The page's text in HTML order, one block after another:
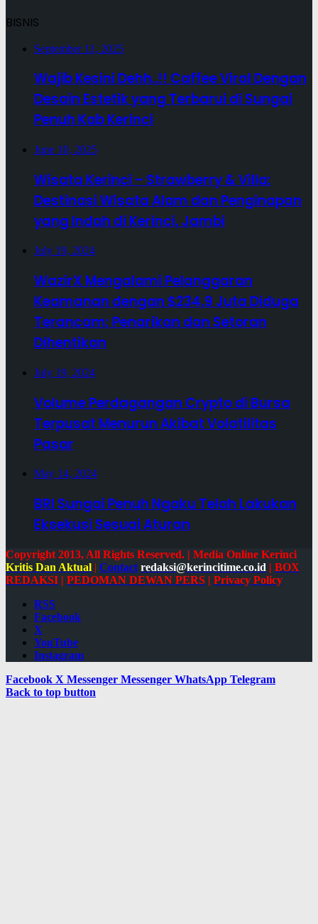
BISNIS
September 11, 2025
Wajib Kesini Dehh..!! Caffee Viral Dengan
Desain Estetik yang Terbarui di Sungai
Penuh Kab Kerinci
June 10, 2025
Wisata Kerinci – Strawberry & Villa:
Destinasi Wisata Alam dan Penginapan
yang Indah di Kerinci, Jambi
July 19, 2024
WazirX Mengalami Pelanggaran
Keamanan dengan $234,9 Juta Diduga
Terancam; Penarikan dan Setoran
Dihentikan
July 19, 2024
Volume Perdagangan Crypto di Bursa
Terpusat Menurun Akibat Volatilitas
Pasar
May 14, 2024
BRI Sungai Penuh Ngaku Telah Lakukan
Eksekusi Sesuai Aturan
Copyright 2013, All Rights Reserved. | Media Online Kerinci
Kritis Dan Aktual | Contact redaksi@kerincitime.co.id | BOX
REDAKSI | PEDOMAN DEWAN PERS | Privacy Policy
RSS
Facebook
X
YouTube
Instagram
Facebook X Messenger Messenger WhatsApp Telegram
Back to top button